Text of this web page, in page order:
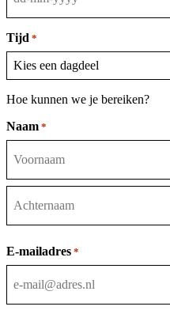
DD
dash
MM
dash
JJJJ
Tijd *
Hoe kunnen we je bereiken?
Naam *
Voornaam
E-mailadres *